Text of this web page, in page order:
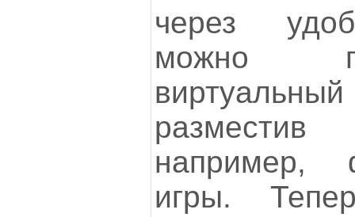
через
можно
например,
игры.